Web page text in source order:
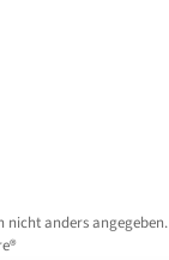
nicht anders angegeben.